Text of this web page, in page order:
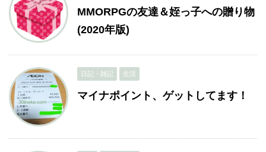
MMORPGの友達＆姪っ子への贈り物
(2020年版)
日記・雑記 生活
マイナポイント、ゲットしてます！